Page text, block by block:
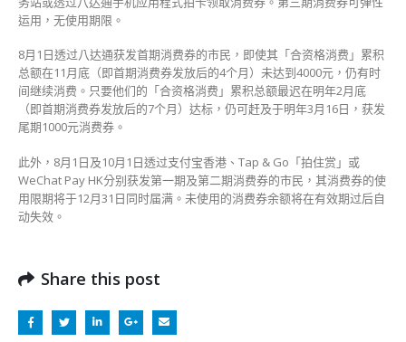
券〉
运用，无使用期限。
8月1日透过八达通获发首期消费券的市民，即使其「合资格消费」累积
总额在11月底（即首期消费券发放后的4个月）未达到4000元，仍有时
间继续消费。只要他们的「合资格消费」累积总额最迟在明年2月底
（即首期消费券发放后的7个月）达标，仍可赶及于明年3月16日，获发
尾期1000元消费券。
此外，8月1日及10月1日透过支付宝香港、Tap & Go「拍住赏」或
WeChat Pay HK分别获发第一期及第二期消费券的市民，其消费券的使
用限期将于12月31日同时届满。未使用的消费券余额将在有效期过后自
动失效。
Share this post